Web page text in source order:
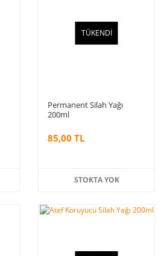
TÜKENDİ
Permanent Silah Yağı
200ml
85,00 TL
STOKTA YOK